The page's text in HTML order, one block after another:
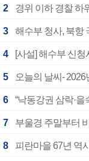
2 경위 이하 경찰 하
3 해수부 청사, 북항
4 [사설] 해수부 신
5 오늘의 날씨- 2026
6 “낙동강권 삼락·
7 부울경 주말부터
8 피란마을 67년 역